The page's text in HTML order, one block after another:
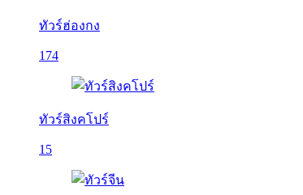
ทัวร์ฮ่องกง
174
ทัวร์สิงคโปร์
15